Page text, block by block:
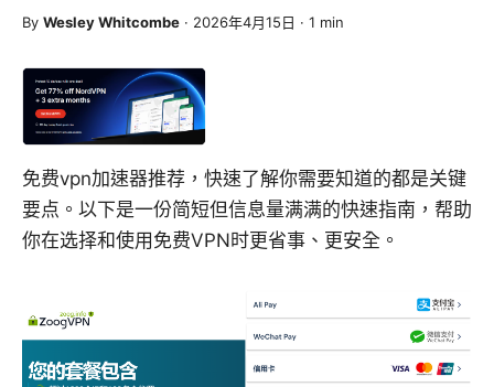
By Wesley Whitcombe · 2026年4月15日 · 1 min
免费vpn加速器推荐，快速了解你需要知道的都是关键
要点。以下是一份简短但信息量满满的快速指南，帮助
你在选择和使用免费VPN时更省事、更安全。